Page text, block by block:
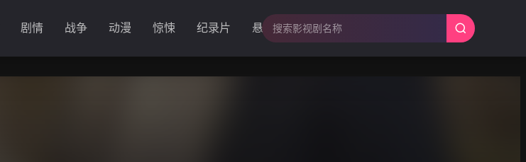
剧情 战争 动漫 惊悚 纪录片 悬疑